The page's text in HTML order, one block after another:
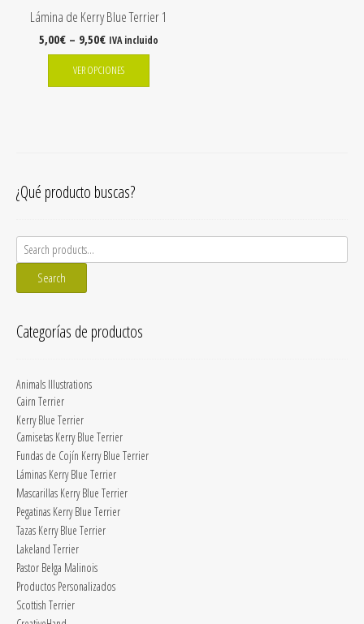
Lámina de Kerry Blue Terrier 1
5,00€ – 9,50€ IVA incluido
VER OPCIONES
¿Qué producto buscas?
Search
for:
Search
Categorías de productos
Animals Illustrations
Cairn Terrier
Kerry Blue Terrier
Camisetas Kerry Blue Terrier
Fundas de Cojín Kerry Blue Terrier
Láminas Kerry Blue Terrier
Mascarillas Kerry Blue Terrier
Pegatinas Kerry Blue Terrier
Tazas Kerry Blue Terrier
Lakeland Terrier
Pastor Belga Malinois
Productos Personalizados
Scottish Terrier